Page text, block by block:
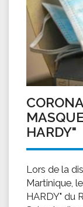
HARDY"
Lors de la
Martinique,
HARDY" du